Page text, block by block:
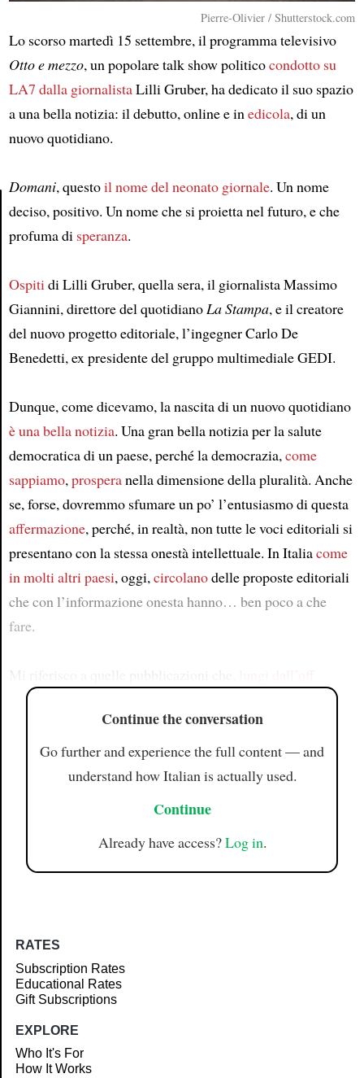
Article
Pierre-Olivier / Shutterstock.com
Lo scorso martedì 15 settembre, il programma televisivo
Otto e mezzo, un popolare talk show politicocondotto su
LA7 dalla giornalistaLilli Gruber, ha dedicato il suo spazio
a una bella notizia: il debutto, online e inedicola, di un
nuovo quotidiano.
Domani, questoil nome del neonato giornale. Un nome
deciso, positivo. Un nome che si proietta nel futuro, e che
profuma di speranza.
Ospitidi Lilli Gruber, quella sera, il giornalista Massimo
Giannini, direttore del quotidianoLa Stampa, e il creatore
del nuovo progetto editoriale, l’ingegner Carlo De
Benedetti, ex presidente del gruppo multimediale GEDI.
Dunque, come dicevamo, la nascita di un nuovo quotidiano
è una bella notizia. Una gran bella notizia per la salute
democratica di un paese, perché la democrazia,come
sappiamo,prosperanella dimensione della pluralità. Anche
se, forse, dovremmo sfumare un po’ l’entusiasmo di questa
affermazione, perché, in realtà, non tutte le voci editoriali si
presentano con la stessa onestà intellettuale. In Italiacome
in molti altri paesi, oggi,circolanodelle proposte editoriali
che con l’informazione onesta hanno… ben poco a che
fare.
Continue the conversation
Go further and experience the full content — and
understand how Italian is actually used.
Continue
Already have access?Log in.
RATES
Subscription Rates
Educational Rates
Gift Subscriptions
EXPLORE
Who It's For
How It Works